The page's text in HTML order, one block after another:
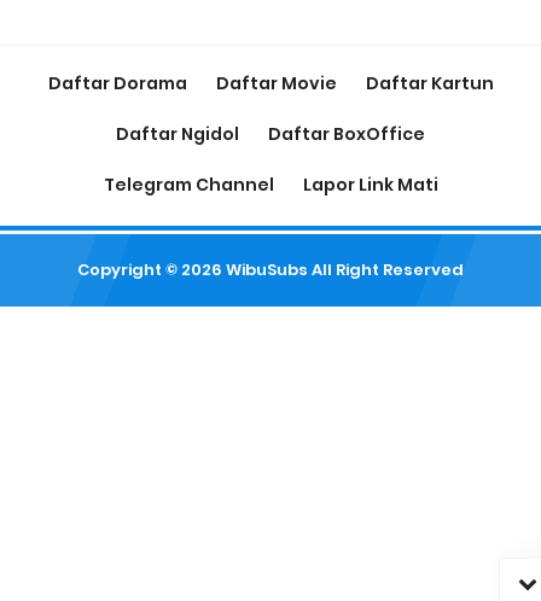
Daftar Dorama Daftar Movie Daftar Kartun
Daftar Ngidol Daftar BoxOffice
Telegram Channel Lapor Link Mati
Copyright © 2026 WibuSubs All Right Reserved